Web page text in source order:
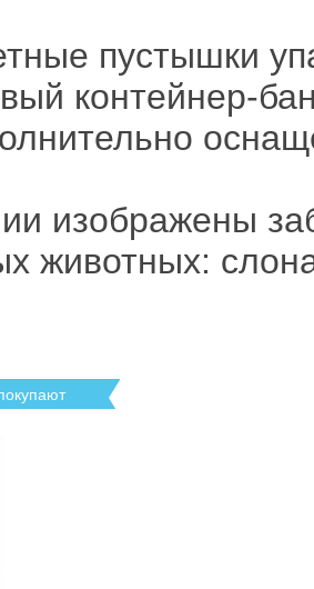
пустышки
контейнер-
изображены
животных: